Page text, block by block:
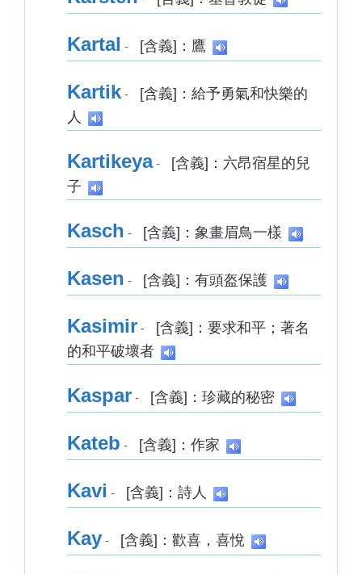
Kartal - [含義]：鷹
Kartik -
[含義]：給予勇氣和快樂的
人
Kartikeya-
[含義]：六昂宿星的兒
子
Kasch - [含義]：象畫眉鳥一樣
Kasen - [含義]：有頭盔保護
Kasimir -
[含義]：要求和平；著名
的和平破壞者
Kaspar - [含義]：珍藏的秘密
Kateb - [含義]：作家
Kavi - [含義]：詩人
Kay - [含義]：歡喜，喜悅